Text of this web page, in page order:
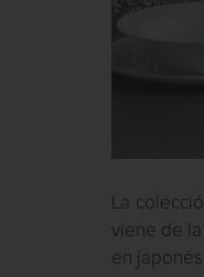
La
viene de
en japonés.